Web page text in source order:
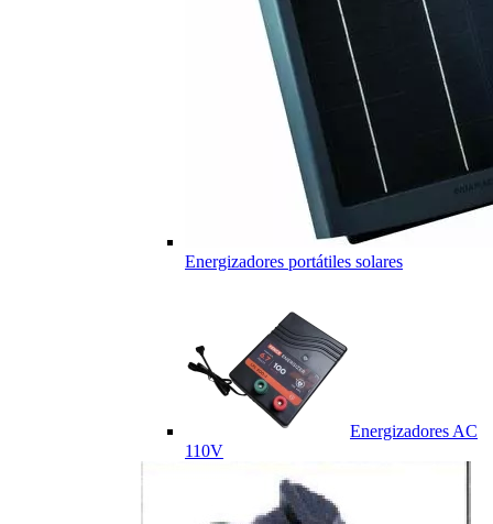
Energizadores portátiles solares
Energizadores AC
110V